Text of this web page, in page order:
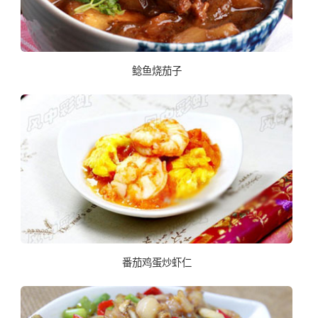
鲶鱼烧茄子
番茄鸡蛋炒虾仁